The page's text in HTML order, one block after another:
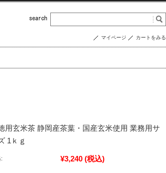
マイページ カートをみる
用玄米茶 静岡産茶葉・国産玄米使用 業務用サ
1ｋｇ
¥3,240 (税込)